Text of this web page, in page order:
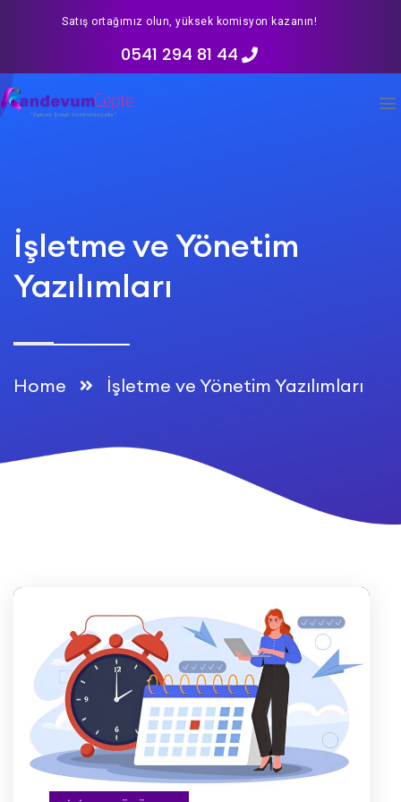
Satış ortağımız olun, yüksek komisyon kazanın!
0541 294 81 44
İşletme ve Yönetim
Yazılımları
Home İşletme ve Yönetim Yazılımları